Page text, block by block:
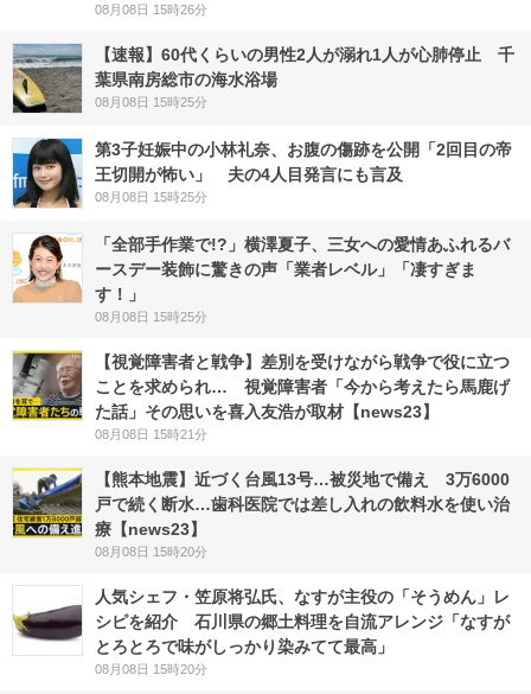
08月08日 15時26分
【速報】60代くらいの男性2人が溺れ1人が心肺停止 千
葉県南房総市の海水浴場
08月08日 15時25分
第3子妊娠中の小林礼奈、お腹の傷跡を公開「2回目の帝
王切開が怖い」 夫の4人目発言にも言及
08月08日 15時25分
「全部手作業で!?」横澤夏子、三女への愛情あふれるバ
ースデー装飾に驚きの声「業者レベル」「凄すぎま
す！」
08月08日 15時25分
【視覚障害者と戦争】差別を受けながら戦争で役に立つ
ことを求められ… 視覚障害者「今から考えたら馬鹿げ
た話」その思いを喜入友浩が取材【news23】
08月08日 15時21分
【熊本地震】近づく台風13号…被災地で備え 3万6000
戸で続く断水…歯科医院では差し入れの飲料水を使い治
療【news23】
08月08日 15時20分
人気シェフ・笠原将弘氏、なすが主役の「そうめん」レ
シピを紹介 石川県の郷土料理を自流アレンジ「なすが
とろとろで味がしっかり染みてて最高」
08月08日 15時20分